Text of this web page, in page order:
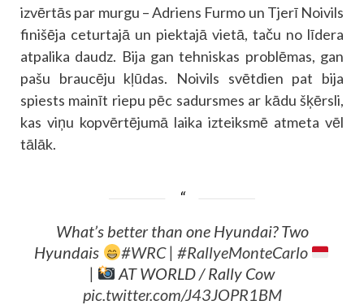
izvērtās par murgu – Adriens Furmo un Tjerī Noivils
finišēja ceturtajā un piektajā vietā, taču no līdera
atpalika daudz. Bija gan tehniskas problēmas, gan
pašu braucēju kļūdas. Noivils svētdien pat bija
spiests mainīt riepu pēc sadursmes ar kādu šķērsli,
kas viņu kopvērtējumā laika izteiksmē atmeta vēl
tālāk.
What’s better than one Hyundai? Two
Hyundais
#WRC| #RallyeMonteCarlo
|
AT WORLD / Rally Cow
pic.twitter.com/J43JOPR1BM